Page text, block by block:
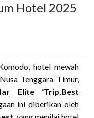
Hotel 2025
hotel mewah
Tenggara Timur,
Elite ‘Trip.Best
ini diberikan oleh